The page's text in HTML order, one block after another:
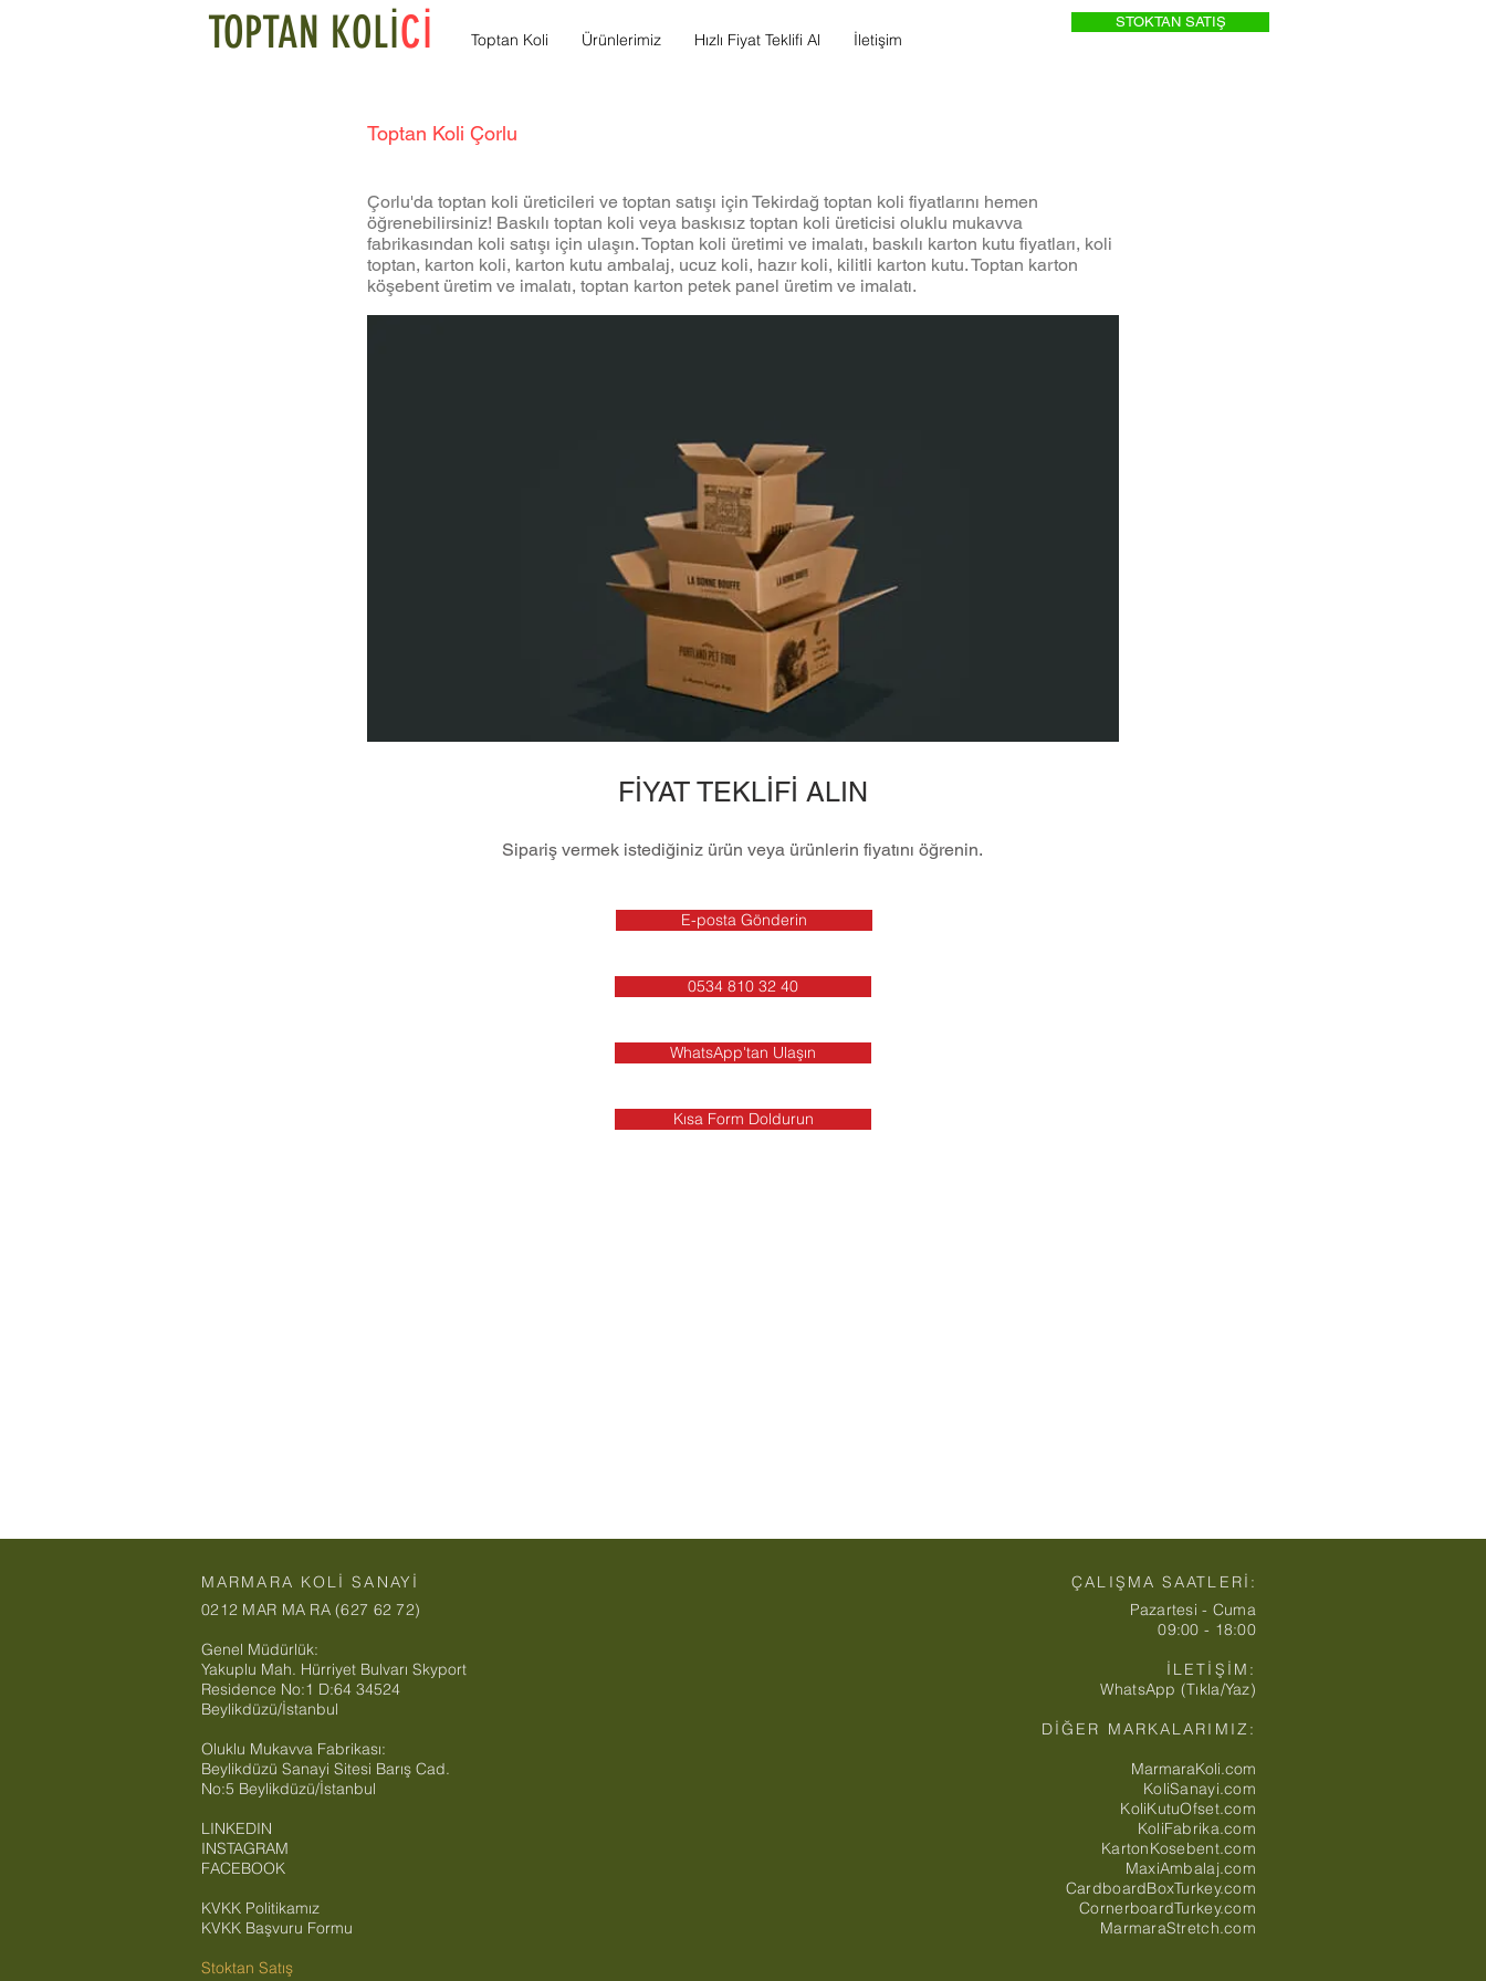
Toptan Koli Ürünlerimiz Hızlı Fiyat Teklifi Al İletişim
TOPTAN KOLİCİ STOKTAN SATIŞ
Toptan Koli Çorlu
Çorlu'da toptan koli üreticileri ve toptan satışı için Tekirdağ toptan koli fiyatlarını hemen
öğrenebilirsiniz! Baskılı toptan koli veya baskısız toptan koli üreticisi oluklu mukavva
fabrikasından koli satışı için ulaşın. Toptan koli üretimi ve imalatı, baskılı karton kutu fiyatları, koli
toptan, karton koli, karton kutu ambalaj, ucuz koli, hazır koli, kilitli karton kutu. Toptan karton
köşebent üretim ve imalatı, toptan karton petek panel üretim ve imalatı.
FİYAT TEKLİFİ ALIN
Sipariş vermek istediğiniz ürün veya ürünlerin fiyatını öğrenin.
E-posta Gönderin
0534 810 32 40
WhatsApp'tan Ulaşın
Kısa Form Doldurun
MARMARA KOLİ SANAYİ
0212 MAR MA RA (627 62 72)
Genel Müdürlük:
Yakuplu Mah. Hürriyet Bulvarı Skyport
Residence No:1 D:64 34524
Beylikdüzü/İstanbul
Oluklu Mukavva Fabrikası:
Beylikdüzü Sanayi Sitesi Barış Cad.
No:5 Beylikdüzü/İstanbul
LINKEDIN
INSTAGRAM
FACEBOOK
KVKK Politikamız
KVKK Başvuru Formu
Stoktan Satış
ÇALIŞMA SAATLERİ:
Pazartesi - Cuma
09:00 - 18:00
İLETİŞİM:
WhatsApp (Tıkla/Yaz)
DİĞER MARKALARIMIZ:
MarmaraKoli.com
KoliSanayi.com
KoliKutuOfset.com
KoliFabrika.com
KartonKosebent.com
MaxiAmbalaj.com
CardboardBoxTurkey.com
CornerboardTurkey.com
MarmaraStretch.com